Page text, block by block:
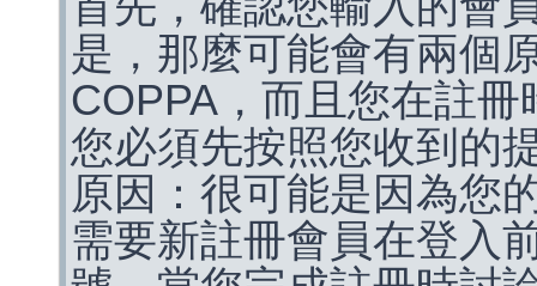
是，那麼可能會有兩個
COPPA，而且您在註
您必須先按照您收到的
原因：很可能是因為您
需要新註冊會員在登入